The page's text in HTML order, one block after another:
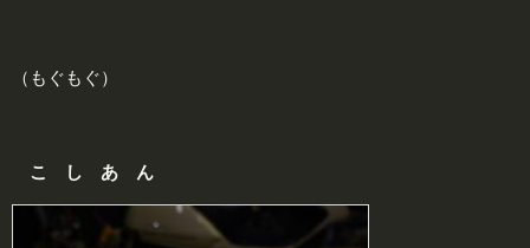
（もぐもぐ）
こ し あ ん